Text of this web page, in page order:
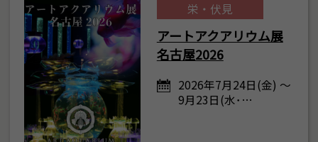
栄・伏見
アートアクアリウム展
名古屋2026
2026年7月24日(金) ～
9月23日(水･…